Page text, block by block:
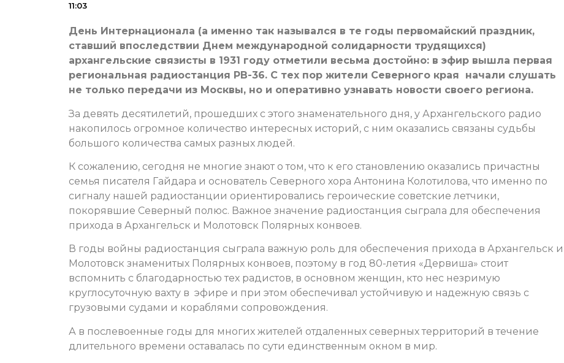
11:03
День Интернационала (а именно так назывался в те годы первомайский праздник,
ставший впоследствии Днем международной солидарности трудящихся)
архангельские связисты в 1931 году отметили весьма достойно: в эфир вышла первая
региональная радиостанция РВ-36. С тех пор жители Северного края начали слушать
не только передачи из Москвы, но и оперативно узнавать новости своего региона.
За девять десятилетий, прошедших с этого знаменательного дня, у Архангельского радио
накопилось огромное количество интересных историй, с ним оказались связаны судьбы
большого количества самых разных людей.
К сожалению, сегодня не многие знают о том, что к его становлению оказались причастны
семья писателя Гайдара и основатель Северного хора Антонина Колотилова, что именно по
сигналу нашей радиостанции ориентировались героические советские летчики,
покорявшие Северный полюс. Важное значение радиостанция сыграла для обеспечения
прихода в Архангельск и Молотовск Полярных конвоев.
В годы войны радиостанция сыграла важную роль для обеспечения прихода в Архангельск и
Молотовск знаменитых Полярных конвоев, поэтому в год 80-летия «Дервиша» стоит
вспомнить с благодарностью тех радистов, в основном женщин, кто нес незримую
круглосуточную вахту в эфире и при этом обеспечивал устойчивую и надежную связь с
грузовыми судами и кораблями сопровождения.
А в послевоенные годы для многих жителей отдаленных северных территорий в течение
длительного времени оставалась по сути единственным окном в мир.